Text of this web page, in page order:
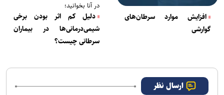
افزایش موارد سرطان‌های
گوارشی
در آنا بخوانید؛
دلیل کم اثر بودن برخی
شیمی‌درمانی‌ها در بیماران
سرطانی چیست؟
ارسال نظر